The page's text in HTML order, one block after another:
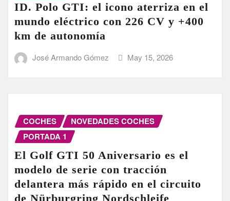
ID. Polo GTI: el icono aterriza en el
mundo eléctrico con 226 CV y +400
km de autonomía
José Armando Gómez May 15, 2026
COCHES
NOVEDADES COCHES
PORTADA 1
El Golf GTI 50 Aniversario es el
modelo de serie con tracción
delantera más rápido en el circuito
de Nürburgring Nordschleife